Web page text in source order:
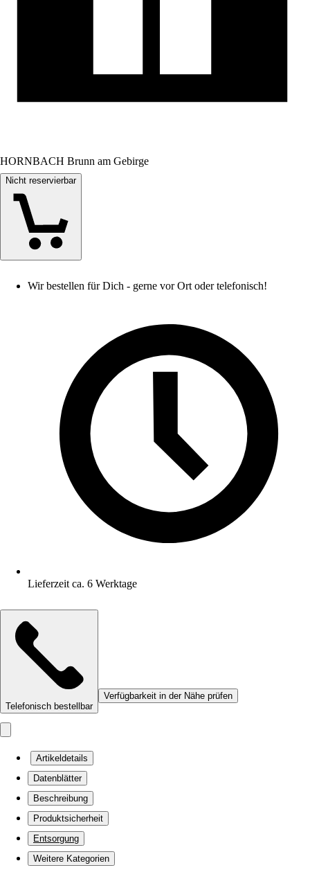
HORNBACH Brunn am Gebirge
Nicht reservierbar
Wir bestellen für Dich - gerne vor Ort oder telefonisch!
Lieferzeit ca. 6 Werktage
Telefonisch bestellbar
Verfügbarkeit in der Nähe prüfen
Artikeldetails
Datenblätter
Beschreibung
Produktsicherheit
Entsorgung
Weitere Kategorien